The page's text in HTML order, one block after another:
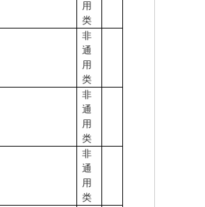
用
类
非
通
用
类
非
通
用
类
非
通
用
类